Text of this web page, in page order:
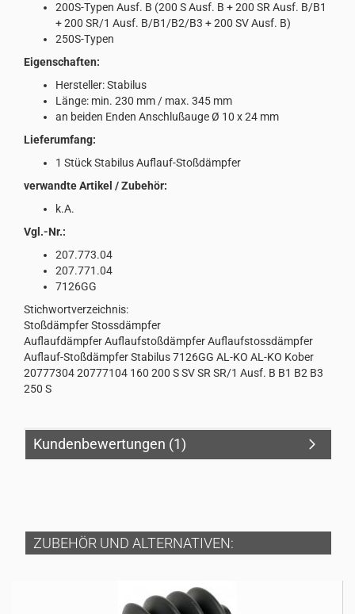
200S-Typen Ausf. B (200 S Ausf. B + 200 SR Ausf. B/B1
+ 200 SR/1 Ausf. B/B1/B2/B3 + 200 SV Ausf. B)
250S-Typen
Eigenschaften:
Hersteller: Stabilus
Länge: min. 230 mm / max. 345 mm
an beiden Enden Anschlußauge Ø 10 x 24 mm
Lieferumfang:
1 Stück Stabilus Auflauf-Stoßdämpfer
verwandte Artikel / Zubehör:
k.A.
Vgl.-Nr.:
207.773.04
207.771.04
7126GG
Stichwortverzeichnis:
Stoßdämpfer Stossdämpfer
Auflaufdämpfer Auflaufstoßdämpfer Auflaufstossdämpfer
Auflauf-Stoßdämpfer Stabilus 7126GG AL-KO AL-KO Kober
20777304 20777104 160 200 S SV SR SR/1 Ausf. B B1 B2 B3
250 S
Kundenbewertungen (1)
ZUBEHÖR UND ALTERNATIVEN: